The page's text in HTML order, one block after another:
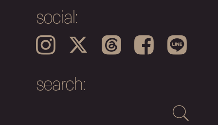
social:
Instagram 𝕏 Threads Facebook LINE
search: